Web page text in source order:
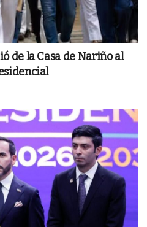
de la Casa de Nariño al